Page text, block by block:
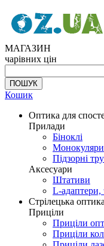
МАГАЗИН
чарівних цін
Кошик
Оптика для
Прилади
Біноклі
Монокуляри
Підзорні
Аксесуари
Штативи
L-адаптери,
Стрілецька оптика
Приціли
Приціли
Приціли